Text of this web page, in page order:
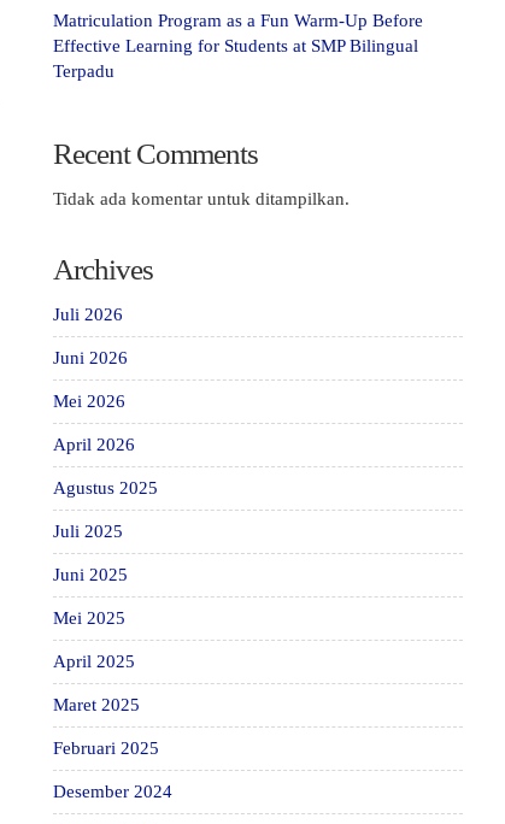
Matriculation Program as a Fun Warm-Up Before
Effective Learning for Students at SMP Bilingual
Terpadu
Recent Comments
Tidak ada komentar untuk ditampilkan.
Archives
Juli 2026
Juni 2026
Mei 2026
April 2026
Agustus 2025
Juli 2025
Juni 2025
Mei 2025
April 2025
Maret 2025
Februari 2025
Desember 2024